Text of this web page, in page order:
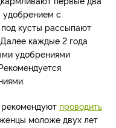
удобрением с
кусты рассыпают
каждые 2 года
удобрениями
проводить
моложе двух лет